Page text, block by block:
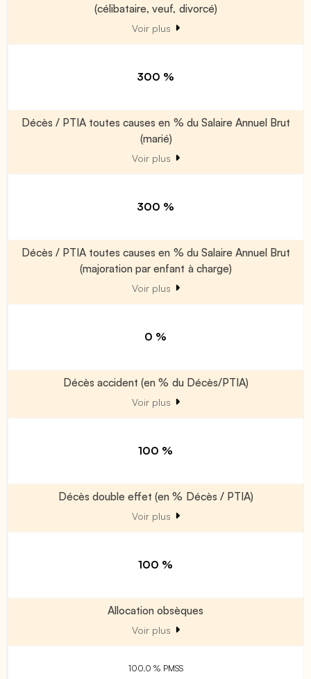
(célibataire, veuf, divorcé)
Voir plus
300 %
Décès / PTIA toutes causes en % du Salaire Annuel Brut
(marié)
Voir plus
300 %
Décès / PTIA toutes causes en % du Salaire Annuel Brut
(majoration par enfant à charge)
Voir plus
0 %
Décès accident (en % du Décès/PTIA)
Voir plus
100 %
Décès double effet (en % Décès / PTIA)
Voir plus
100 %
Allocation obsèques
Voir plus
100.0 % PMSS